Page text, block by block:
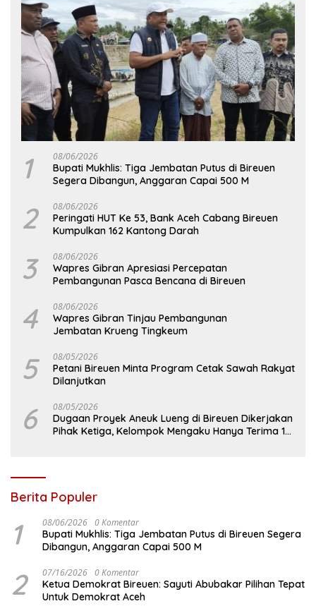
1 08/06/2026
Bupati Mukhlis: Tiga Jembatan Putus di Bireuen
Segera Dibangun, Anggaran Capai 500 M
2 08/06/2026
Peringati HUT Ke 53, Bank Aceh Cabang Bireuen
Kumpulkan 162 Kantong Darah
3 08/06/2026
Wapres Gibran Apresiasi Percepatan
Pembangunan Pasca Bencana di Bireuen
4 08/06/2026
Wapres Gibran Tinjau Pembangunan
Jembatan Krueng Tingkeum
5 08/05/2026
Petani Bireuen Minta Program Cetak Sawah Rakyat
Dilanjutkan
6 08/05/2026
Dugaan Proyek Aneuk Lueng di Bireuen Dikerjakan
Pihak Ketiga, Kelompok Mengaku Hanya Terima 10
Berita Populer
1 08/06/2026 0 Komentar
Bupati Mukhlis: Tiga Jembatan Putus di Bireuen Segera
Dibangun, Anggaran Capai 500 M
2 07/16/2026 0 Komentar
Ketua Demokrat Bireuen: Sayuti Abubakar Pilihan Tepat
Untuk Demokrat Aceh